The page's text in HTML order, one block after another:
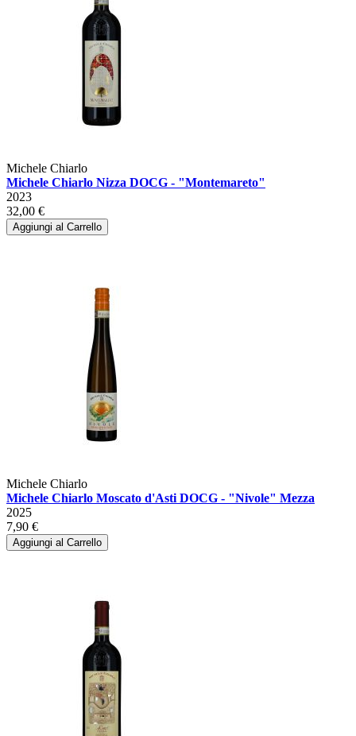
Michele Chiarlo
Michele Chiarlo Nizza DOCG - "Montemareto"
2023
32,00 €
Aggiungi al Carrello
Michele Chiarlo
Michele Chiarlo Moscato d'Asti DOCG - "Nivole" Mezza
2025
7,90 €
Aggiungi al Carrello